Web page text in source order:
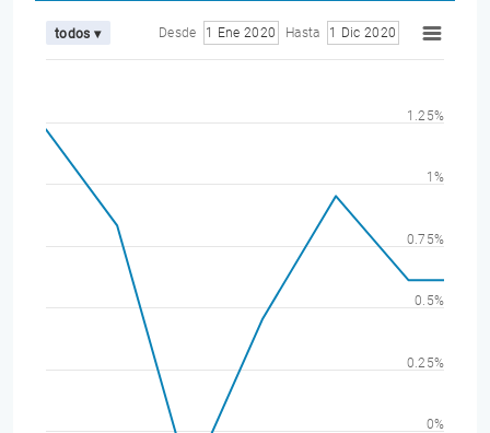
todos ▾ Desde 1 Ene 2020 Hasta 1 Dic 2020
0%
0.25%
0.5%
0.75%
1%
1.25%